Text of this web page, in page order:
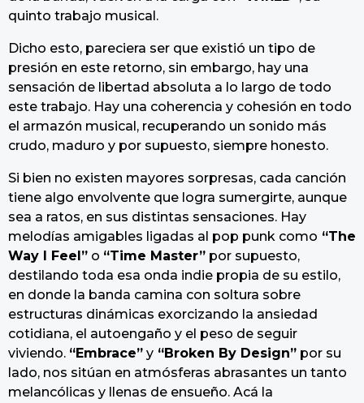
quinto trabajo musical.
Dicho esto, pareciera ser que existió un tipo de
presión en este retorno, sin embargo, hay una
sensación de libertad absoluta a lo largo de todo
este trabajo. Hay una coherencia y cohesión en todo
el armazón musical, recuperando un sonido más
crudo, maduro y por supuesto, siempre honesto.
Si bien no existen mayores sorpresas, cada canción
tiene algo envolvente que logra sumergirte, aunque
sea a ratos, en sus distintas sensaciones. Hay
melodías amigables ligadas al pop punk como “The
Way I Feel” o “Time Master” por supuesto,
destilando toda esa onda indie propia de su estilo,
en donde la banda camina con soltura sobre
estructuras dinámicas exorcizando la ansiedad
cotidiana, el autoengaño y el peso de seguir
viviendo. “Embrace” y “Broken By Design” por su
lado, nos sitúan en atmósferas abrasantes un tanto
melancólicas y llenas de ensueño. Acá la